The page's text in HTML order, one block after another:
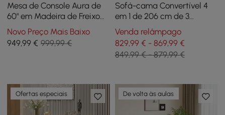
Mesa de Console Aura de
60" em Madeira de Freixo
Canelada com
Acabamento Caiado e
Tampo de Pedra
Novo Preço Mais Baixo
949,99 € 999,99 €
Sofá-cama Convertível 4
em 1 de 206 cm de 3
Lugares em Veludo Chenille
Venda relâmpago
829,99 € - 869,99 €
849,99 € - 879,99 €
Ofertas especiais De volta às aulas